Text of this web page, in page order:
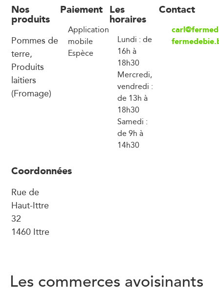
Nos
produits
Pommes de
terre,
Produits
laitiers
(Fromage)
Paiement
Application
mobile
Espèce
Les
horaires
Lundi : de
16h à
18h30
Mercredi,
vendredi :
de 13h à
18h30
Samedi :
de 9h à
14h30
Contact
Coordonnées
Rue de
Haut-Ittre
32
1460 Ittre
Les commerces avoisinants